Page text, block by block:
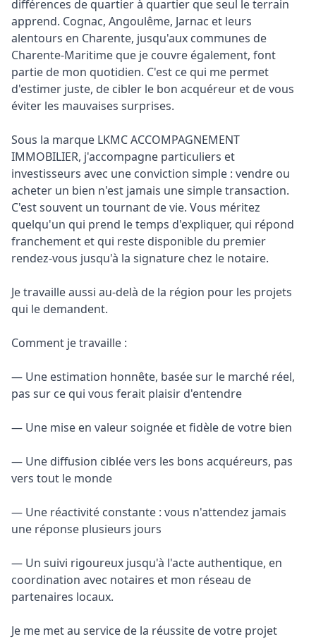
différences de quartier à quartier que seul le terrain
apprend. Cognac, Angoulême, Jarnac et leurs
alentours en Charente, jusqu'aux communes de
Charente-Maritime que je couvre également, font
partie de mon quotidien. C'est ce qui me permet
d'estimer juste, de cibler le bon acquéreur et de vous
éviter les mauvaises surprises.
Sous la marque LKMC ACCOMPAGNEMENT
IMMOBILIER, j'accompagne particuliers et
investisseurs avec une conviction simple : vendre ou
acheter un bien n'est jamais une simple transaction.
C'est souvent un tournant de vie. Vous méritez
quelqu'un qui prend le temps d'expliquer, qui répond
franchement et qui reste disponible du premier
rendez-vous jusqu'à la signature chez le notaire.
Je travaille aussi au-delà de la région pour les projets
qui le demandent.
Comment je travaille :
— Une estimation honnête, basée sur le marché réel,
pas sur ce qui vous ferait plaisir d'entendre
— Une mise en valeur soignée et fidèle de votre bien
— Une diffusion ciblée vers les bons acquéreurs, pas
vers tout le monde
— Une réactivité constante : vous n'attendez jamais
une réponse plusieurs jours
— Un suivi rigoureux jusqu'à l'acte authentique, en
coordination avec notaires et mon réseau de
partenaires locaux.
Je me met au service de la réussite de votre projet